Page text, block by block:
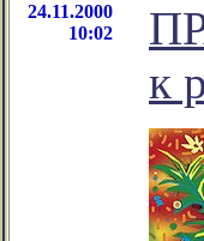
24.11.2000
10:02
к